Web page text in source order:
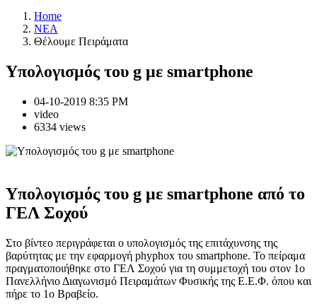
Home
NEA
Θέλουμε Πειράματα
Υπολογισμός του g με smartphone
04-10-2019 8:35 PM
video
6334 views
Υπολογισμός του g με smartphone από το
ΓΕΛ Σοχού
Στο βίντεο περιγράφεται ο υπολογισμός της επιτάχυνσης της
βαρύτητας με την εφαρμογή phyphox του smartphone. To πείραμα
πραγματοποιήθηκε στο ΓΕΛ Σοχού για τη συμμετοχή του στον 1ο
Πανελλήνιο Διαγωνισμό Πειραμάτων Φυσικής της Ε.Ε.Φ. όπου και
πήρε το 1ο Βραβείο.